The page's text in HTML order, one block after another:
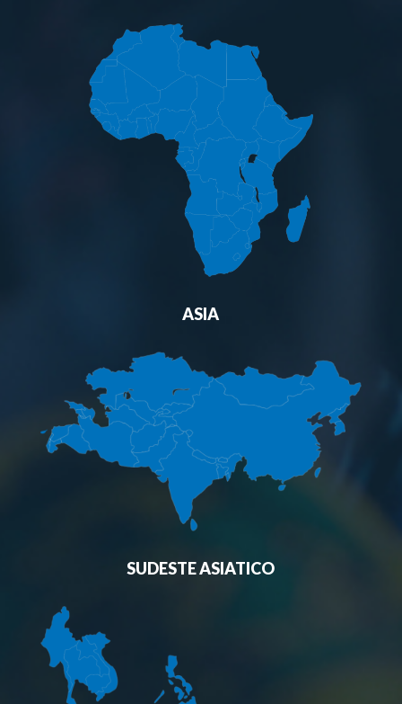
ASIA
SUDESTE ASIATICO